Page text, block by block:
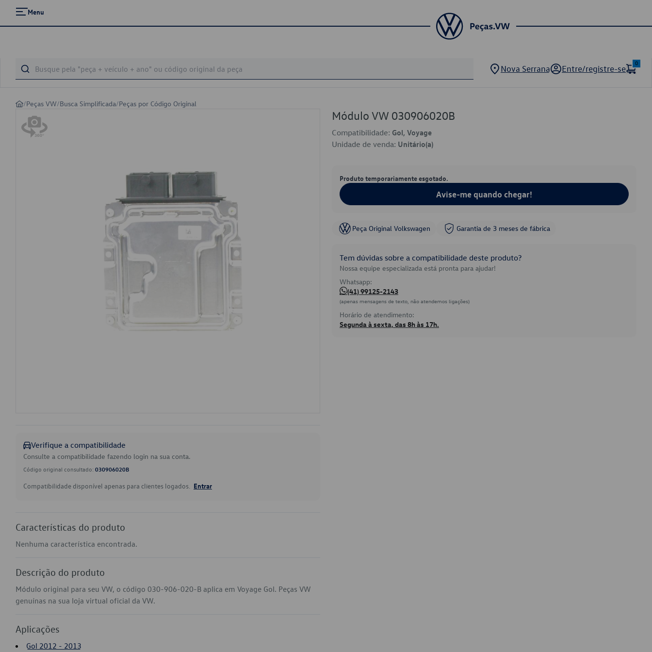
Menu
Nova Serrana Entre/registre-se
0
/Peças VW/Busca Simplificada/Peças por Código Original
Verifique a compatibilidade
Consulte a compatibilidade fazendo login na sua conta.
Código original consultado: 030906020B
Compatibilidade disponível apenas para clientes logados. Entrar
Características do produto
Nenhuma característica encontrada.
Descrição do produto
Módulo original para seu VW, o código 030-906-020-B aplica em Voyage Gol. Peças VW
genuínas na sua loja virtual oficial da VW.
Aplicações
Gol 2012 - 2013
Módulo VW 030906020B
Compatibilidade: Gol, Voyage
Unidade de venda: Unitário(a)
Produto temporariamente esgotado.
Avise-me quando chegar!
Peça Original Volkswagen Garantia de 3 meses de fábrica
Tem dúvidas sobre a compatibilidade deste produto?
Nossa equipe especializada está pronta para ajudar!
Whatsapp:
(41) 99125-2143
(apenas mensagens de texto, não atendemos ligações)
Horário de atendimento:
Segunda à sexta, das 8h às 17h.